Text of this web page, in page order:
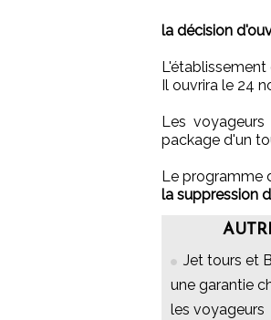
la décision
Il ouvrira le 24
Les
package d'un
Le programme
la suppression
Jet tours et
une garantie
les voyageurs